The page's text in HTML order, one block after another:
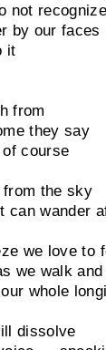
not
by our faces
it
from
they say
course
from the sky
can wander
we love to
we walk and
whole
dissolve